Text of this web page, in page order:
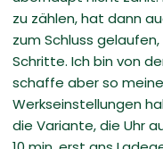
zu zählen, hat dann
zum Schluss
Schritte. Ich bin von
schaffe aber so
Werkseinstellungen
die Variante, die Uhr